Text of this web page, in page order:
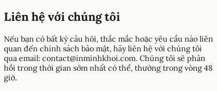
Liên hệ với chúng tôi
Nếu bạn có bất kỳ câu hỏi, thắc mắc hoặc yêu cầu nào liên
quan đến chính sách bảo mật, hãy liên hệ với chúng tôi
qua email: contact@inminhkhoi.com. Chúng tôi sẽ phản
hồi trong thời gian sớm nhất có thể, thường trong vòng 48
giờ.